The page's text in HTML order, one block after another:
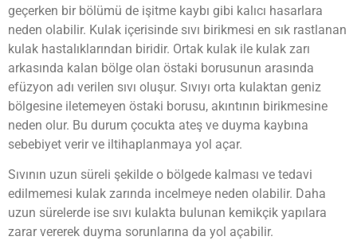
geçerken bir bölümü de işitme kaybı gibi kalıcı hasarlara
neden olabilir. Kulak içerisinde sıvı birikmesi en sık rastlanan
kulak hastalıklarından biridir. Ortak kulak ile kulak zarı
arkasında kalan bölge olan östaki borusunun arasında
efüzyon adı verilen sıvı oluşur. Sıvıyı orta kulaktan geniz
bölgesine iletemeyen östaki borusu, akıntının birikmesine
neden olur. Bu durum çocukta ateş ve duyma kaybına
sebebiyet verir ve iltihaplanmaya yol açar.
Sıvının uzun süreli şekilde o bölgede kalması ve tedavi
edilmemesi kulak zarında incelmeye neden olabilir. Daha
uzun sürelerde ise sıvı kulakta bulunan kemikçik yapılara
zarar vererek duyma sorunlarına da yol açabilir.